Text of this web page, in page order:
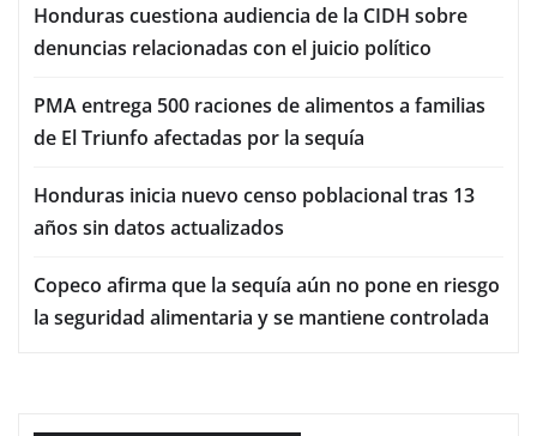
Honduras cuestiona audiencia de la CIDH sobre
denuncias relacionadas con el juicio político
PMA entrega 500 raciones de alimentos a familias
de El Triunfo afectadas por la sequía
Honduras inicia nuevo censo poblacional tras 13
años sin datos actualizados
Copeco afirma que la sequía aún no pone en riesgo
la seguridad alimentaria y se mantiene controlada